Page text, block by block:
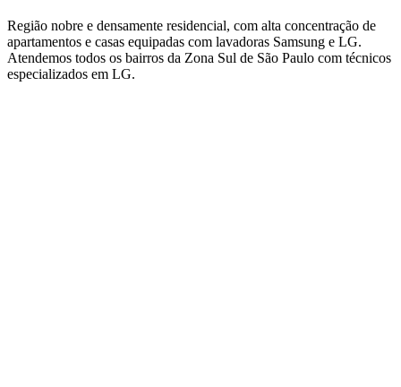
Região nobre e densamente residencial, com alta concentração de
apartamentos e casas equipadas com lavadoras Samsung e LG.
Atendemos todos os bairros da Zona Sul de São Paulo com técnicos
especializados em LG.